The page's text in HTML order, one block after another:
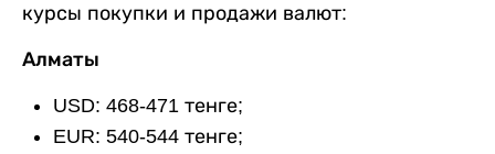
курсы покупки и продажи валют:
Алматы
USD: 468-471 тенге;
EUR: 540-544 тенге;